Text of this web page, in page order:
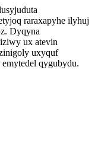
raraxapyhe ilyhuj
Dyqyna
ux atevin
uxyquf
qygubydu.